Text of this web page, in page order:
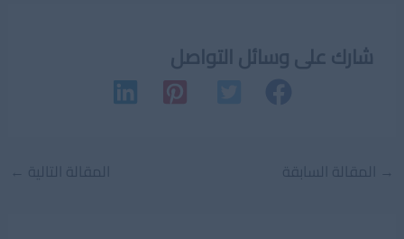
شارك على وسائل التواصل
Post
→ المقالة السابقة المقالة التالية ←